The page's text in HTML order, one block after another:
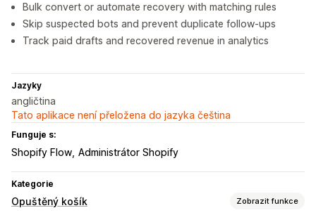
Bulk convert or automate recovery with matching rules
Skip suspected bots and prevent duplicate follow-ups
Track paid drafts and recovered revenue in analytics
Jazyky
angličtina
Tato aplikace není přeložena do jazyka čeština
Funguje s:
Shopify Flow Administrátor Shopify
Kategorie
Opuštěný košík Zobrazit funkce